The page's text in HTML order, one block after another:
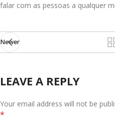
falar com as pessoas a qualquer
Newer
LEAVE A REPLY
Your email address will not be
*